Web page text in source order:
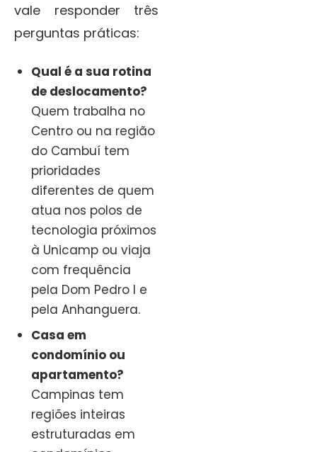
vale responder três
perguntas práticas:
Qual é a sua rotina
de deslocamento?
Quem trabalha no
Centro ou na região
do Cambuí tem
prioridades
diferentes de quem
atua nos polos de
tecnologia próximos
à Unicamp ou viaja
com frequência
pela Dom Pedro I e
pela Anhanguera.
Casa em
condomínio ou
apartamento?
Campinas tem
regiões inteiras
estruturadas em